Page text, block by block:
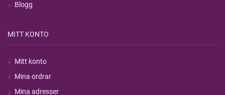
Blogg
MITT KONTO
Mitt konto
Mina ordrar
Mina adresser